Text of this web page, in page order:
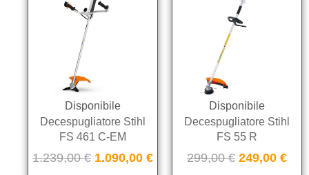
Disponibile
Decespugliatore Stihl
FS 461 C-EM
1.239,00€ 1.090,00 €
Disponibile
Decespugliatore Stihl
FS 55 R
299,00€ 249,00 €